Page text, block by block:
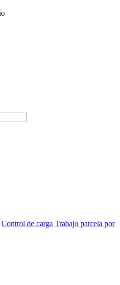
Control de carga Trabajo parcela por